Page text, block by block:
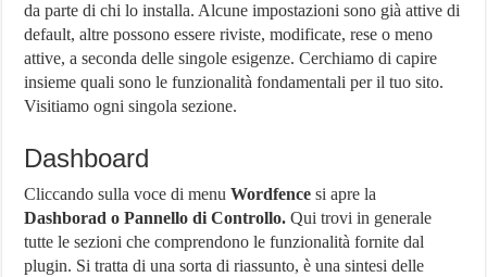
da parte di chi lo installa. Alcune impostazioni sono già attive di
default, altre possono essere riviste, modificate, rese o meno
attive, a seconda delle singole esigenze. Cerchiamo di capire
insieme quali sono le funzionalità fondamentali per il tuo sito.
Visitiamo ogni singola sezione.
Dashboard
Cliccando sulla voce di menuWordfence si apre la
Dashborad o Pannello di Controllo. Qui trovi in generale
tutte le sezioni che comprendono le funzionalità fornite dal
plugin. Si tratta di una sorta di riassunto, è una sintesi delle